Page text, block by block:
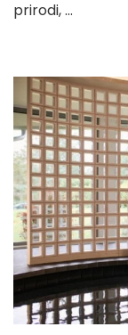
prirodi, …